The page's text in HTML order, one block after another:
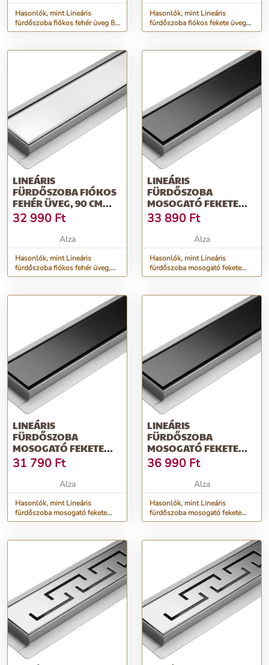
Hasonlók, mint Lineáris
fürdőszoba fiókos fehér üveg 80
cm Nedves és száraz
Hasonlók, mint Lineáris
fürdőszoba fiókos fekete üveg
60 cm nedves és száraz
LINEÁRIS
FÜRDŐSZOBA FIÓKOS
FEHÉR ÜVEG, 90 CM
NEDVES ÉS SZÁRAZ
32 990 Ft
Alza
Hasonlók, mint Lineáris
fürdőszoba fiókos fehér üveg,
90 cm nedves és száraz
LINEÁRIS
FÜRDŐSZOBA
MOSOGATÓ FEKETE
ÜVEG, 70 CM NEDVES ÉS
SZÁRAZ
33 890 Ft
Alza
Hasonlók, mint Lineáris
fürdőszoba mosogató fekete
üveg, 70 cm Nedves és száraz
LINEÁRIS
FÜRDŐSZOBA
MOSOGATÓ FEKETE
ÜVEG, 80 CM NEDVES
ÉS SZÁRAZ
31 790 Ft
Alza
Hasonlók, mint Lineáris
fürdőszoba mosogató fekete
üveg, 80 cm Nedves és száraz
LINEÁRIS
FÜRDŐSZOBA
MOSOGATÓ FEKETE
ÜVEG 90 CM NEDVES ÉS
SZÁRAZ
36 990 Ft
Alza
Hasonlók, mint Lineáris
fürdőszoba mosogató fekete
üveg 90 cm Nedves és száraz